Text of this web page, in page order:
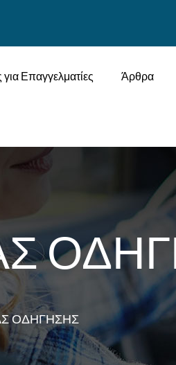
Επαγγελματίες Άρθρα
ΟΔΗΓΗΣΗΣ